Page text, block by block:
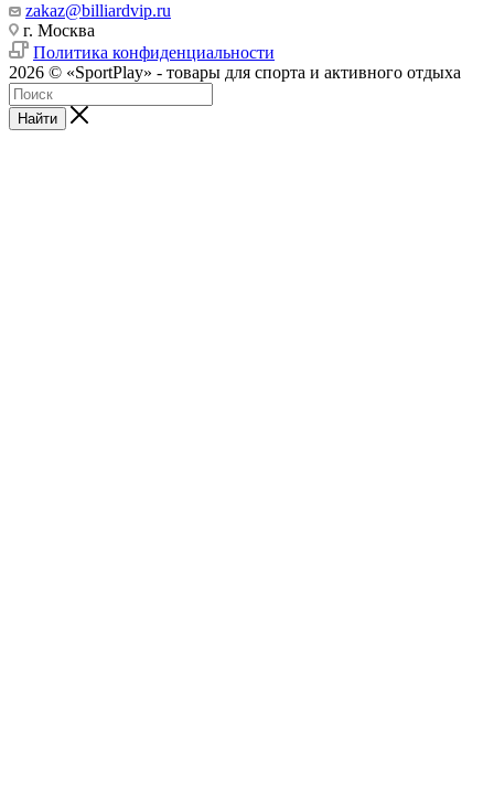
zakaz@billiardvip.ru
г. Москва
Политика конфиденциальности
2026 © «SportPlay» - товары для спорта и активного отдыха
Найти